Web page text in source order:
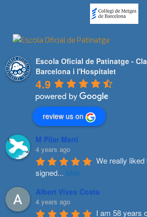
Escola Oficial de Patinatge -
Barcelona i l'Hospitalet
4.9
review us on
M Pilar Marti
4 years ago
We really
signed... Més
Albert Vives Costa
4 years ago
I am 58 years